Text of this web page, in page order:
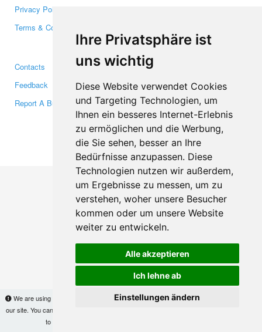
Ihre Privatsphäre ist
uns wichtig
Diese Website verwendet Cookies
und Targeting Technologien, um
Ihnen ein besseres Internet-Erlebnis
zu ermöglichen und die Werbung,
die Sie sehen, besser an Ihre
Bedürfnisse anzupassen. Diese
Technologien nutzen wir außerdem,
um Ergebnisse zu messen, um zu
verstehen, woher unsere Besucher
kommen oder um unsere Website
weiter zu entwickeln.
Alle akzeptieren
Ich lehne ab
Einstellungen ändern
We are using cookies to provide statistics that help us give you the best experience of
our site. You can find out more
to use the site without changes, you are agreeing to it.
Privacy Policy
Terms & Conditions
Media
Contacts
Feedback
Report A Bug
Facebook
Twitter
YouTube
Google+
Makis© Copyright 2026